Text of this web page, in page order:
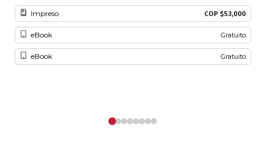
Impreso COP $53,000
eBook Gratuito
eBook Gratuito